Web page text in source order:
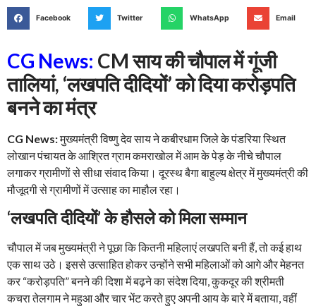
Facebook Twitter WhatsApp Email
CG News: CM साय की चौपाल में गूंजी
तालियां, ‘लखपति दीदियों’ को दिया करोड़पति
बनने का मंत्र
CG News:मुख्यमंत्री विष्णु देव साय ने कबीरधाम जिले के पंडरिया स्थित
लोखान पंचायत के आश्रित ग्राम कमराखोल में आम के पेड़ के नीचे चौपाल
लगाकर ग्रामीणों से सीधा संवाद किया। दूरस्थ बैगा बाहुल्य क्षेत्र में मुख्यमंत्री की
मौजूदगी से ग्रामीणों में उत्साह का माहौल रहा।
‘लखपति दीदियों’ के हौसले को मिला सम्मान
चौपाल में जब मुख्यमंत्री ने पूछा कि कितनी महिलाएं लखपति बनी हैं, तो कई हाथ
एक साथ उठे। इससे उत्साहित होकर उन्होंने सभी महिलाओं को आगे और मेहनत
कर “करोड़पति” बनने की दिशा में बढ़ने का संदेश दिया, कुकदूर की श्रीमती
कचरा तेलगाम ने महुआ और चार भेंट करते हुए अपनी आय के बारे में बताया, वहीं